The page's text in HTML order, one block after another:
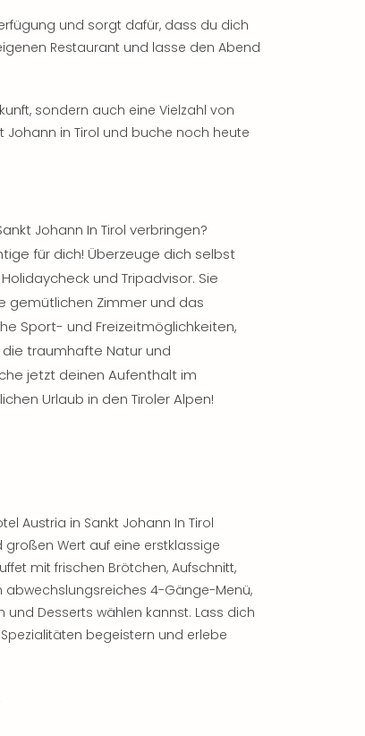
und sorgt dafür, dass du dich
Restaurant und lasse den Abend
sondern auch eine Vielzahl von
Johann in Tirol und buche noch heute
Johann In Tirol verbringen?
für dich! Überzeuge dich selbst
und Tripadvisor. Sie
gemütlichen Zimmer und das
Sport- und Freizeitmöglichkeiten,
die traumhafte Natur und
jetzt deinen Aufenthalt im
Urlaub in den Tiroler Alpen!
Austria in Sankt Johann In Tirol
Wert auf eine erstklassige
mit frischen Brötchen, Aufschnitt,
abwechslungsreiches 4-Gänge-Menü,
Desserts wählen kannst. Lass dich
begeistern und erlebe